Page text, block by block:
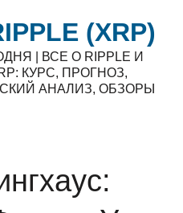
(XRP)
| ВСЕ О RIPPLE И
КУРС, ПРОГНОЗ,
АНАЛИЗ, ОБЗОРЫ